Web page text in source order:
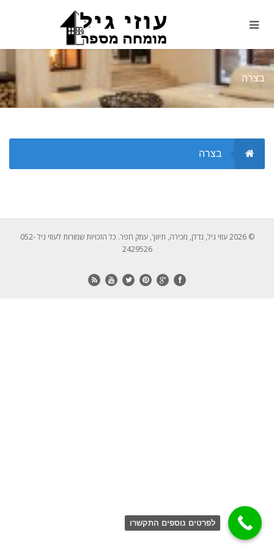
בצרה
בצרה
© 2026 עוזי גיל, נדלן, מכירה, תיווך, עמק חפר. כל הזכויות שמורות לעוזי גיל 052-
2429526
לפרטים נוספים התקשרו